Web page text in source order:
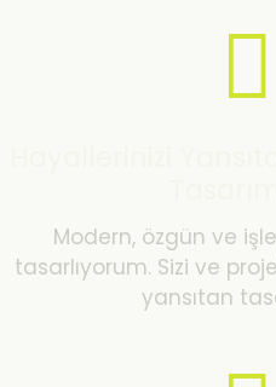
Modern, özgün ve
tasarlıyorum. Sizi ve
yansıtan